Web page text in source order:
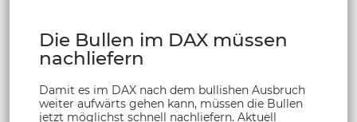
Die Bullen im DAX müssen
nachliefern
Damit es im DAX nach dem bullishen Ausbruch
weiter aufwärts gehen kann, müssen die Bullen
jetzt möglichst schnell nachliefern. Aktuell